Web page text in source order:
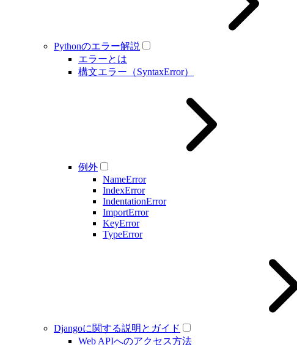
Pythonのエラー解説
エラーとは
構文エラー（SyntaxError）
例外
NameError
IndexError
IndentationError
ImportError
KeyError
TypeError
Djangoに関する説明とガイド
Web APIへのアクセス方法